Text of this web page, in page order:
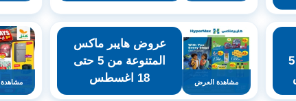
سيف للتسوق من 5
مشاهدة العرض
عروض هايبر ماكس
المتنوعة من 5 حتى
18 اغسطس